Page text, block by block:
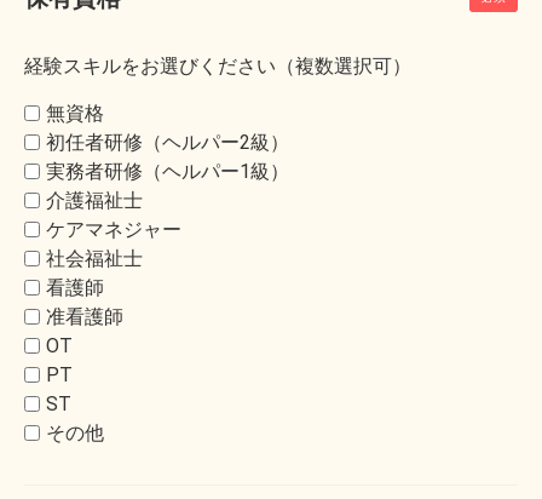
経験スキルをお選びください（複数選択可）
無資格
初任者研修（ヘルパー2級）
実務者研修（ヘルパー1級）
介護福祉士
ケアマネジャー
社会福祉士
看護師
准看護師
OT
PT
ST
その他